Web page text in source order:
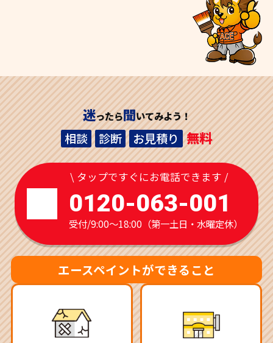
迷ったら聞いてみよう！
相談 診断 お見積り 無料
\ タップですぐにお電話できます /
0120-063-001
受付/9:00～18:00（第一土日・水曜定休）
エースペイントができること